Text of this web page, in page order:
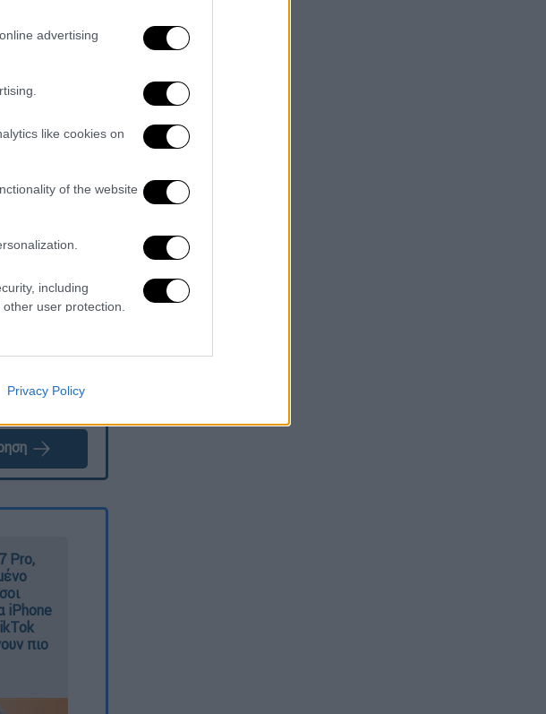
advertising
like cookies on
of the website
including
user protection.
Privacy Policy
Έντι
2011. Το
στην
το
θα
Pro,
iPhone
πιο